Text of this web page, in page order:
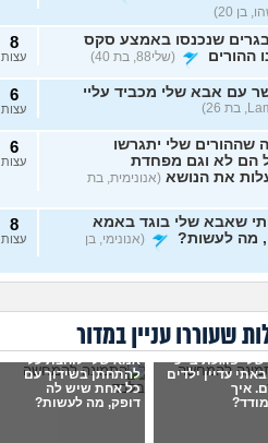
בן 20)
שנכנסו באמצע סקס
ההורים
(שלי88, בת 40)
8
עצות
עם אבא שלי מכביד עליי 6
עצות
שההורים שלי יתגרשו
הם לא וגם מפחדת
את הנושא (אנונימית, בת
6
עצות
שאבא שלי בוגד באמא
מה לעשות?
(אנונימי, בן
8
עצות
חושדת שאח שלי עומד
מה שאני מרגיש זה הגיוני
(לירון, בן 31)
8
עצות
שחוזר על עצמו ילדים
שעוררו עניין במדור
פוגעת בי כי
עדיין ילדים
איך
אמא שלי לוחצת עליי
להתחתן בשידוך עם
כל אחת שיש לה
דופק, מה לעשות?